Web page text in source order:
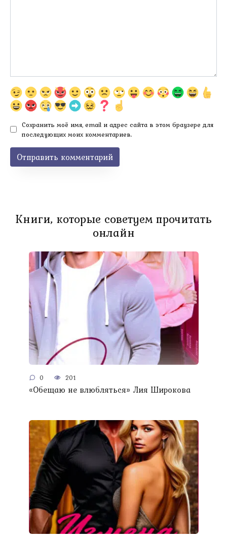
Сохранить моё имя, email и адрес сайта в этом браузере для
последующих моих комментариев.
Книги, которые советуем прочитать
онлайн
0 201
«Обещаю не влюбляться» Лия Широкова